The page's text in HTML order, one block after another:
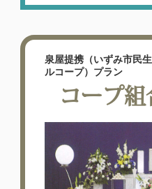
に比べると物価の
ようと思います…
詳
泉屋提携（いずみ市民
ルコープ）プラン
コープ